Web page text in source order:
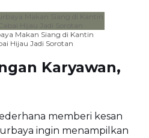
Makan Siang di Kantin
Hijau Jadi Sorotan
Karyawan,
memberi kesan
ingin menampilkan